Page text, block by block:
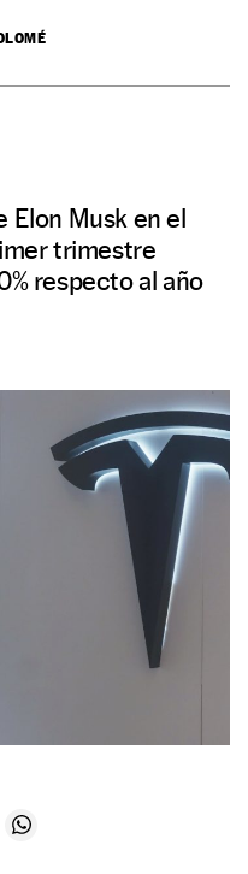
Elon Musk en el
trimestre
respecto al año